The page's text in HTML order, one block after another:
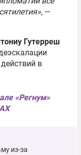
, —
Гутерреш
в
«Регнум»
из-за